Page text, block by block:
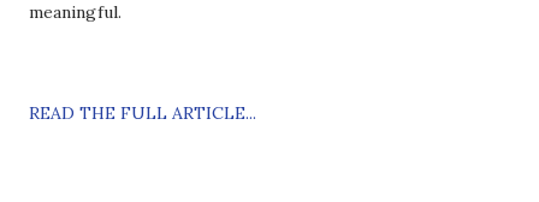
meaningful.
READ THE FULL ARTICLE...